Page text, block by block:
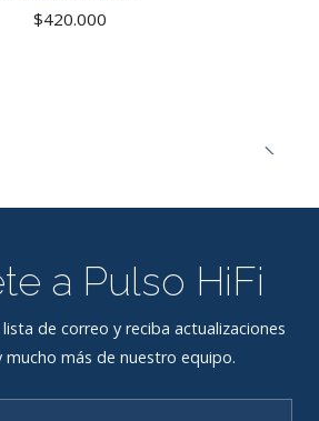
$420.000
a Pulso HiFi
de correo y reciba actualizaciones
más de nuestro equipo.